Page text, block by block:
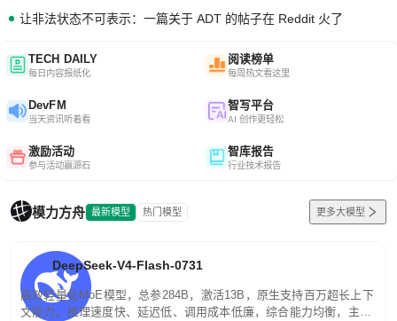
让非法状态不可表示：一篇关于 ADT 的帖子在 Reddit 火了
TECH DAILY
每日内容报纸化
阅读榜单
每周热文看这里
DevFM
当天资讯听着看
智写平台
AI 创作更轻松
激励活动
参与活动赢源石
智库报告
行业技术报告
模力方舟 最新模型 热门模型 更多大模型
DeepSeek-V4-Flash-0731
高效轻量化MoE模型，总参284B，激活13B，原生支持百万超长上下
文能力。推理速度快、延迟低、调用成本低廉，综合能力均衡，主打